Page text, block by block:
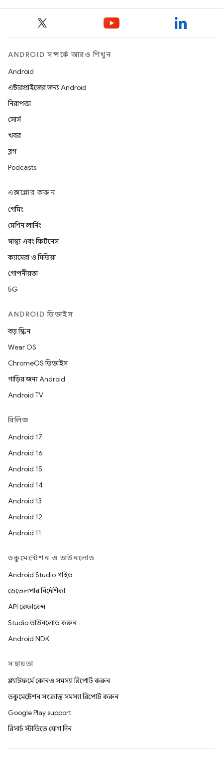
ANDROID সম্পর্কে আরও শিখুন
Android
এন্টারপ্রাইজের জন্য Android
নিরাপত্তা
সোর্স
খবর
ব্লগ
Podcasts
এক্সপ্লোর করুন
গেমিং
মেশিন লার্নিং
স্বাস্থ্য এবং ফিটনেস
ক্যামেরা ও মিডিয়া
গোপনীয়তা
5G
ANDROID ডিভাইস
বড় স্ক্রিন
Wear OS
ChromeOS ডিভাইস
গাড়ির জন্য Android
Android TV
রিলিজ
Android 17
Android 16
Android 15
Android 14
Android 13
Android 12
Android 11
ডকুমেন্টেশন ও ডাউনলোড
Android Studio গাইড
ডেভেলপার নির্দেশিকা
API রেফারেন্স
Studio ডাউনলোড করুন
Android NDK
সহায়তা
প্ল্যাটফর্মে কোনও সমস্যা রিপোর্ট করুন
ডকুমেন্টেশন সংক্রান্ত সমস্যা রিপোর্ট করুন
Google Play support
রিসার্চ স্টাডিতে যোগ দিন